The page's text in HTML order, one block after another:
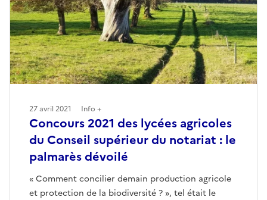
Concours 2021 des lycées agricoles
du Conseil supérieur du notariat : le
palmarès dévoilé
« Comment concilier demain production agricole
et protection de la biodiversité ? », tel était le
27 avril 2021 Info +